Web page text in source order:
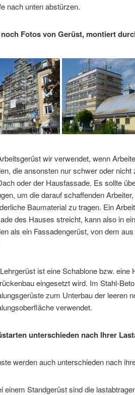
nach unten abstürzen.
Fotos von Gerüst, montiert
wir verwendet, wenn
die ansonsten nur schwer oder
oder der Hausfassade. Es sollte
um die darauf schaffenden
Baumaterial zu tragen. Ein
des Hauses streicht, kann also in
als ein Fassadengerüst, von dem
ist eine Schablone bzw.
eingesetzt wird. Im Stahl-
zum Unterbau der leeren
verwendet.
unterschieden nach Ihrer
werden auch unterschieden nach
einem Standgerüst sind die